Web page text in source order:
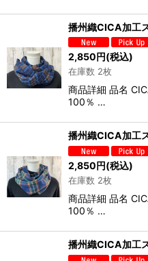
播州織CICA加工
2,850円(税込)
在庫数 2枚
商品詳細 品名
100％ …
播州織CICA加工
2,850円(税込)
在庫数 2枚
商品詳細 品名
100％ …
播州織CICA加工